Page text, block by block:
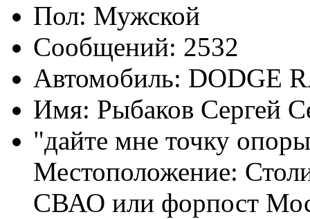
Пол:
Сообщений: 2532
Автомобиль: DODGE
Имя: Рыбаков Сергей
"дайте мне точку
Местоположение:
СВАО или форпост